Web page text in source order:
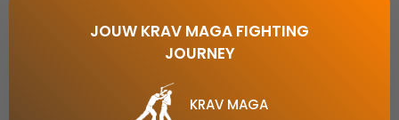
WELKOM BIJ KRAV MAGA UNION!
LID WORDEN
JOUW KRAV MAGA FIGHTING
JOURNEY
KRAV MAGA